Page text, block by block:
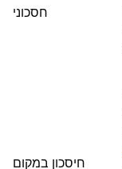
חסכוני
חיסכון במקום